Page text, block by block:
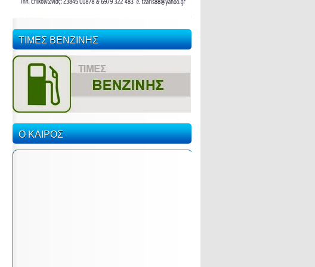
ΤΙΜΕΣ ΒΕΝΖΙΝΗΣ
Ο ΚΑΙΡΟΣ